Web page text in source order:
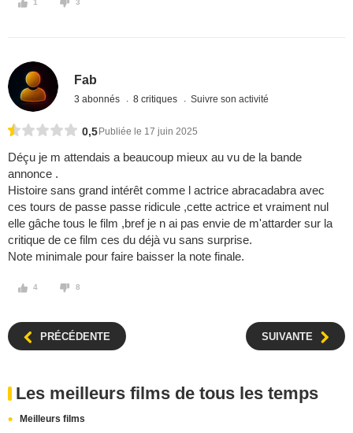
1 3
Fab
3 abonnés 8 critiques Suivre son activité
0,5 Publiée le 17 juin 2025
Déçu je m attendais a beaucoup mieux au vu de la bande
annonce .
Histoire sans grand intérêt comme l actrice abracadabra avec
ces tours de passe passe ridicule ,cette actrice et vraiment nul
elle gâche tous le film ,bref je n ai pas envie de m'attarder sur la
critique de ce film ces du déjà vu sans surprise.
Note minimale pour faire baisser la note finale.
4 8
PRÉCÉDENTE SUIVANTE
Les meilleurs films de tous les temps
Meilleurs films